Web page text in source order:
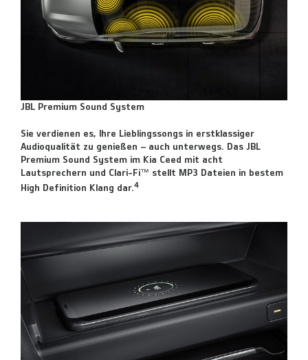
JBL Premium Sound System
Sie verdienen es, Ihre Lieblingssongs in erstklassiger
Audioqualität zu genießen – auch unterwegs. Das JBL
Premium Sound System im Kia Ceed mit acht
Lautsprechern und Clari-Fi™ stellt MP3 Dateien in bestem
High Definition Klang dar.4